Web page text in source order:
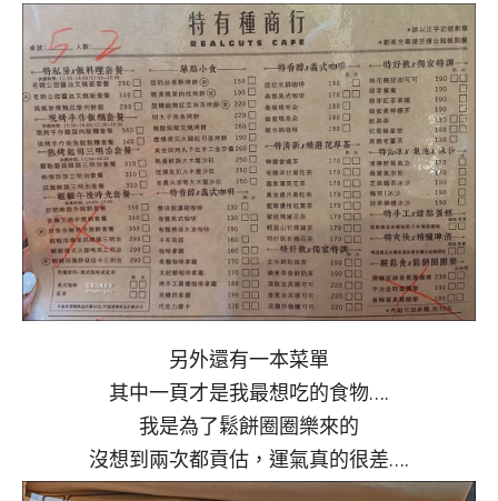
另外還有一本菜單
其中一頁才是我最想吃的食物….
我是為了鬆餅圈圈樂來的
沒想到兩次都貢估，運氣真的很差….